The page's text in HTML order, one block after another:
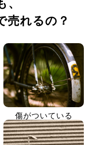
、
売れるの？
傷がついている